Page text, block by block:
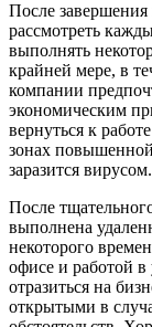
После завершения
рассмотреть
выполнять
крайней мере, в
компании
экономическим
вернуться к
зонах
заразится вирусом.
После
выполнена
некоторого
офисе и работой
отразиться на
открытыми в